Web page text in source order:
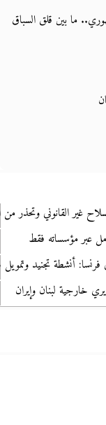
ما بين قلق السباق
غير القانوني وتحذر من
عبر مؤسساته فقط
فرنسا: أنشطة تجنيد
خارجية لبنان وإيران